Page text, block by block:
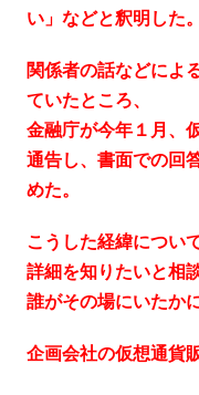
い」などと釈明した。
関係者の話などによ
ていたところ、
金融庁が今年１月、
通告し、書面での回
めた。
こうした経緯につい
詳細を知りたいと相
誰がその場にいたか
企画会社の仮想通貨